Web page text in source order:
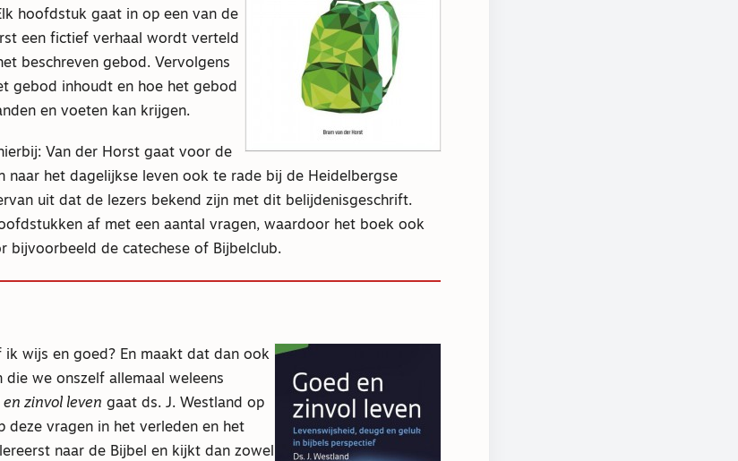
hoofdstuk gaat in op een van de
een fictief verhaal wordt verteld
beschreven gebod. Vervolgens
gebod inhoudt en hoe het gebod
en voeten kan krijgen.
Van der Horst gaat voor de
naar het dagelijkse leven ook te rade bij de Heidelbergse
uit dat de lezers bekend zijn met dit belijdenisgeschrift.
af met een aantal vragen, waardoor het boek ook
bijvoorbeeld de catechese of Bijbelclub.
ik wijs en goed? En maakt dat dan ook
we onszelf allemaal weleens
en zinvol leven gaat ds. J. Westland op
deze vragen in het verleden en het
naar de Bijbel en kijkt dan zowel